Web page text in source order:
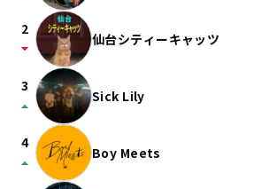
2
arrow_drop_down 仙台シティーキャッツ
3
arrow_drop_up Sick Lily
4
arrow_drop_up Boy Meets